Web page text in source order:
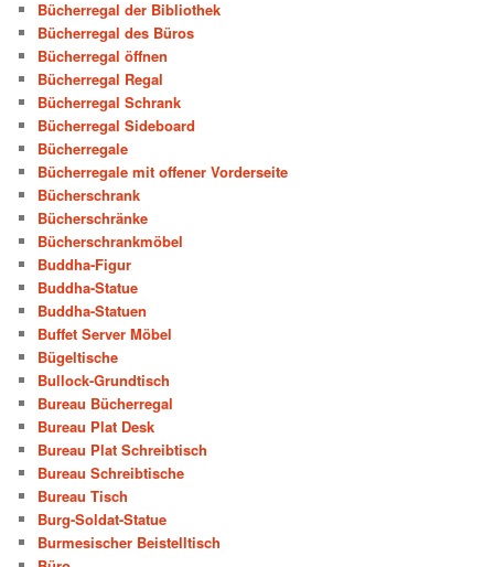
Bücherregal der Bibliothek
Bücherregal des Büros
Bücherregal öffnen
Bücherregal Regal
Bücherregal Schrank
Bücherregal Sideboard
Bücherregale
Bücherregale mit offener Vorderseite
Bücherschrank
Bücherschränke
Bücherschrankmöbel
Buddha-Figur
Buddha-Statue
Buddha-Statuen
Buffet Server Möbel
Bügeltische
Bullock-Grundtisch
Bureau Bücherregal
Bureau Plat Desk
Bureau Plat Schreibtisch
Bureau Schreibtische
Bureau Tisch
Burg-Soldat-Statue
Burmesischer Beistelltisch